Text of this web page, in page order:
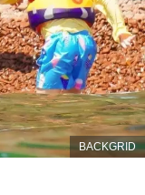
BACKGRID